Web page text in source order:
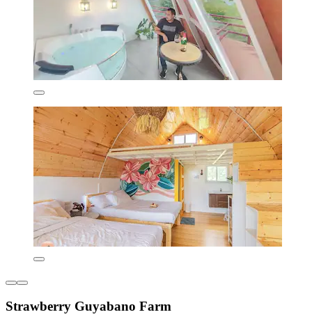
Strawberry Guyabano Farm